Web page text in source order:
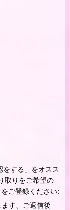
をする」をオスス
取りをご希望の
ご登録ください:
す、ご返信後